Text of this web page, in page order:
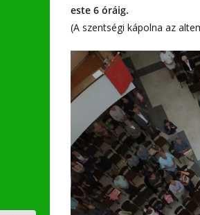
este 6 óráig.
(A szentségi kápolna az